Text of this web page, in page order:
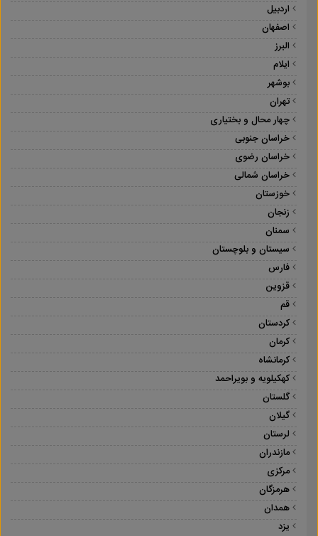
اردبیل
اصفهان
البرز
ایلام
بوشهر
تهران
چهار محال و بختیاری
خراسان جنوبی
خراسان رضوی
خراسان شمالی
خوزستان
زنجان
سمنان
سیستان و بلوچستان
فارس
قزوین
قم
کردستان
کرمان
کرمانشاه
کهکیلویه و بویراحمد
گلستان
گیلان
لرستان
مازندران
مرکزی
هرمزگان
همدان
یزد